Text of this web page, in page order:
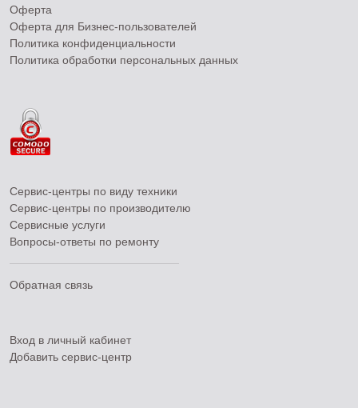
Оферта
Оферта для Бизнес-пользователей
Политика конфиденциальности
Политика обработки персональных данных
Сервис-центры по виду техники
Сервис-центры по производителю
Сервисные услуги
Вопросы-ответы по ремонту
Обратная связь
Вход в личный кабинет
Добавить сервис-центр